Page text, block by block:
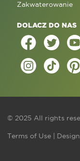
Zakwaterowanie
DOLACZ DO NAS
© 2025 All rights
Terms of Use |